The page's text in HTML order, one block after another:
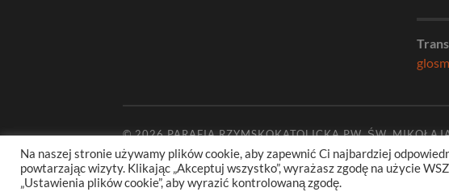
© 2026PARAFIA RZYMSKOKATOLICKA PW. ŚW.
Na naszej stronie używamy plików cookie, aby zapewnić Ci najbardziej
powtarzając wizyty. Klikając „Akceptuj wszystko”, wyrażasz zgodę na użycie
„Ustawienia plików cookie”, aby wyrazić kontrolowaną zgodę.